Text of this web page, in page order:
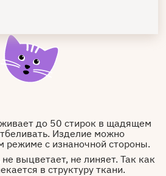
до 50 стирок в щадящем
Изделие можно
режиме с изнаночной стороны.
выцветает, не линяет. Так как
в структуру ткани.